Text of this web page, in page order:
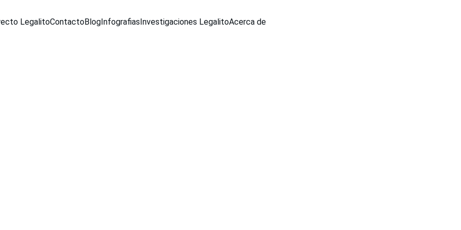
LegalitoContactoBlogInfografiasInvestigaciones LegalitoAcerca de